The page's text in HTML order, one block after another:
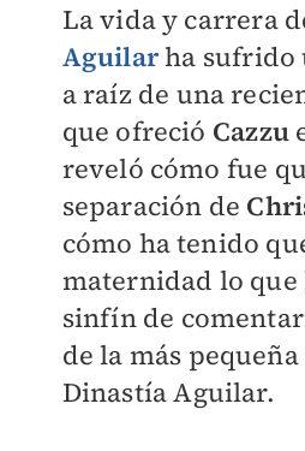
La vida y carrera
Aguilarha sufrido
a raíz de una
que ofreció Cazzu
reveló cómo fue
separación de
cómo ha tenido
maternidad lo
sinfín de
de la más
Dinastía Aguilar.